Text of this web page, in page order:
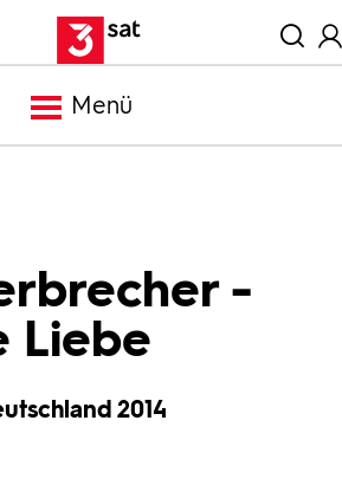
Menü
Mediathek
Trailer
-
Liebe
2014